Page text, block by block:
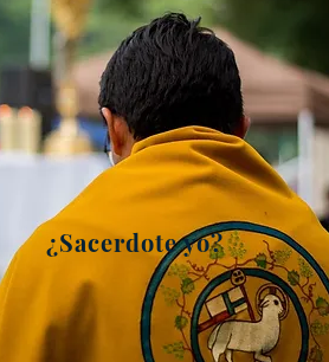
¿Sacerdote yo?